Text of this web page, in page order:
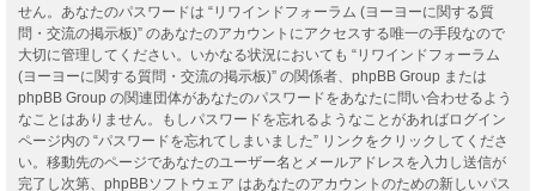
せん。あなたのパスワードは “リワインドフォーラム (ヨーヨーに関する質
問・交流の掲示板)” のあなたのアカウントにアクセスする唯一の手段なので
大切に管理してください。いかなる状況においても “リワインドフォーラム
(ヨーヨーに関する質問・交流の掲示板)” の関係者、phpBB Group または
phpBB Group の関連団体があなたのパスワードをあなたに問い合わせるよう
なことはありません。もしパスワードを忘れるようなことがあればログイン
ページ内の “パスワードを忘れてしまいました” リンクをクリックしてくださ
い。移動先のページであなたのユーザー名とメールアドレスを入力し送信が
完了し次第、phpBBソフトウェア はあなたのアカウントのための新しいパス